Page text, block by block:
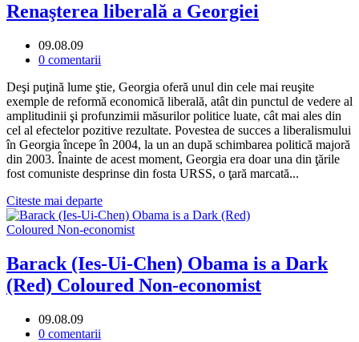
Renaşterea liberală a Georgiei
09.08.09
0 comentarii
Deşi puţină lume ştie, Georgia oferă unul din cele mai reuşite
exemple de reformă economică liberală, atât din punctul de vedere al
amplitudinii şi profunzimii măsurilor politice luate, cât mai ales din
cel al efectelor pozitive rezultate. Povestea de succes a liberalismului
în Georgia începe în 2004, la un an după schimbarea politică majoră
din 2003. Înainte de acest moment, Georgia era doar una din ţările
fost comuniste desprinse din fosta URSS, o ţară marcată...
Citeste mai departe
Barack (Ies-Ui-Chen) Obama is a Dark
(Red) Coloured Non-economist
09.08.09
0 comentarii